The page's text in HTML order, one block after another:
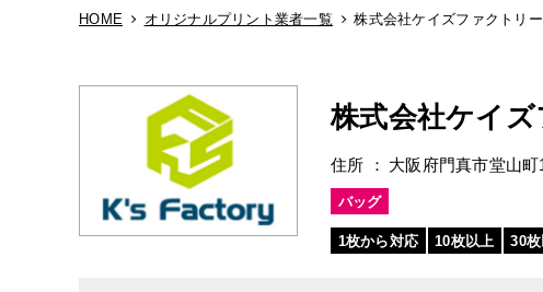
HOME オリジナルプリント業者一覧 株式会社ケイズファクトリー
株式会社ケイ
住所 大阪府門真市堂山町
バッグ
1枚から対応 10枚以上 30